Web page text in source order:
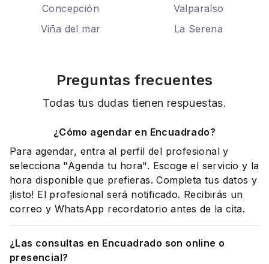
Concepción
Valparaíso
Viña del mar
La Serena
Preguntas frecuentes
Todas tus dudas tienen respuestas.
¿Cómo agendar en Encuadrado?
Para agendar, entra al perfil del profesional y
selecciona "Agenda tu hora". Escoge el servicio y la
hora disponible que prefieras. Completa tus datos y
¡listo! El profesional será notificado. Recibirás un
correo y WhatsApp recordatorio antes de la cita.
¿Las consultas en Encuadrado son online o
presencial?